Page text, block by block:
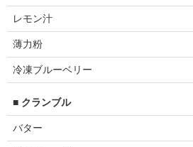
レモン汁
薄力粉
冷凍ブルーベリー
■ クランブル
バター